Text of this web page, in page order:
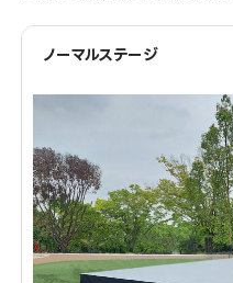
ノーマルステージ